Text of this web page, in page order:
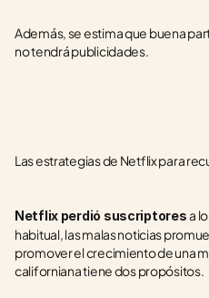
Además, se estima que buena
no tendrá publicidades.
Las estrategias de Netflix para
Netflix perdió suscriptores a
habitual, las malas noticias
promover el crecimiento de una
californiana tiene dos propósitos.